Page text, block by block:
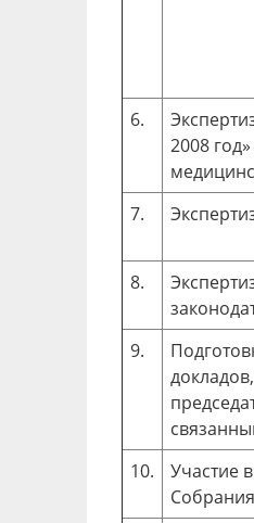
6.
2008
7.
8.
9.
10.
Участие